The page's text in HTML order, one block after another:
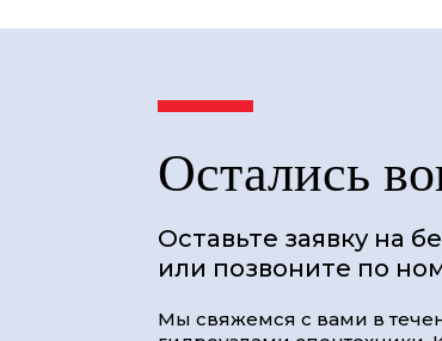
Остались
Оставьте заявку на
или позвоните по
Мы свяжемся с вами в